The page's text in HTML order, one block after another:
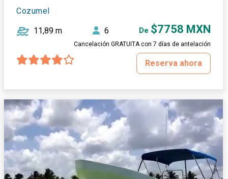
Cozumel
11,89 m 6 De $7758 MXN
Cancelación GRATUITA con 7 días de antelación
Reserva ahora